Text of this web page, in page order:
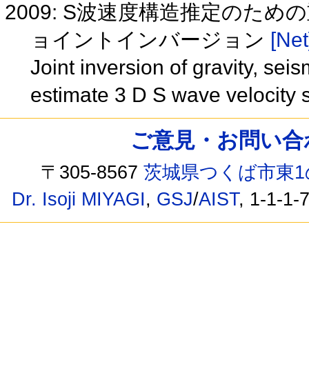
2009: S波速度構造推定のため
ョイントインバージョン
Joint inversion of gravity,
estimate 3 D S wave velocity
ご意見・お問い
〒305-8567茨城県つくば市東
Dr. Isoji MIYAGI, GSJ/AIST, 1-1-1-